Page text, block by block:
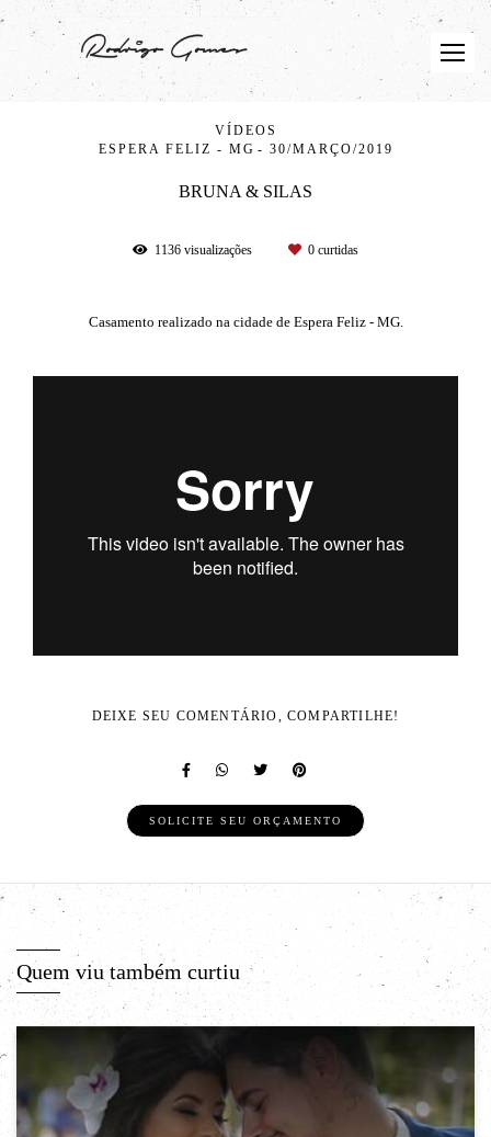
VÍDEOS
ESPERA FELIZ - MG
30/MARÇO/2019
BRUNA & SILAS
1136 visualizações 0 curtidas
Casamento realizado na cidade de Espera Feliz - MG.
DEIXE SEU COMENTÁRIO, COMPARTILHE!
SOLICITE SEU ORÇAMENTO
Quem viu também curtiu